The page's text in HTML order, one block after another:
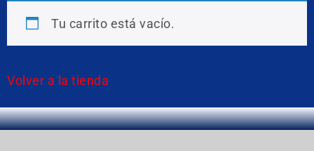
Tu carrito está vacío.
Volver a la tienda